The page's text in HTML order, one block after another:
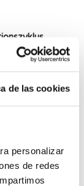
de las cookies
personalizar
de redes
für
bestehen,
ektopische